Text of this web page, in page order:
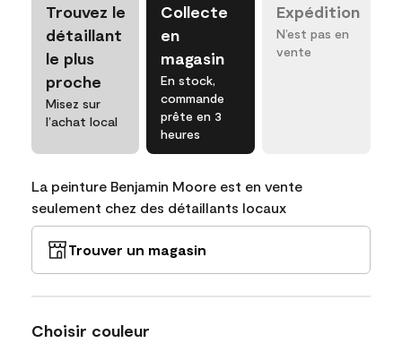
Trouvez le
détaillant
le plus
proche
Misez sur
l’achat local
Collecte
en
magasin
En stock,
commande
prête en 3
heures
Expédition
N’est pas en
vente
La peinture Benjamin Moore est en vente
seulement chez des détaillants locaux
Trouver un magasin
Choisir couleur